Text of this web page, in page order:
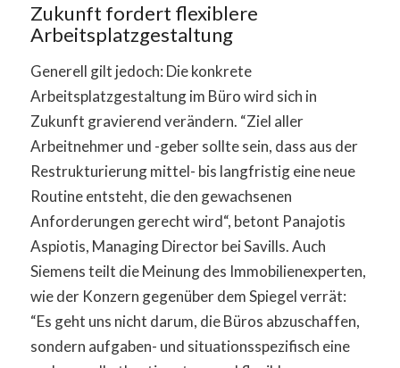
Zukunft fordert flexiblere
Arbeitsplatzgestaltung
Generell gilt jedoch: Die konkrete
Arbeitsplatzgestaltung im Büro wird sich in
Zukunft gravierend verändern. “Ziel aller
Arbeitnehmer und -geber sollte sein, dass aus der
Restrukturierung mittel- bis langfristig eine neue
Routine entsteht, die den gewachsenen
Anforderungen gerecht wird“, betont Panajotis
Aspiotis, Managing Director bei Savills. Auch
Siemens teilt die Meinung des Immobilienexperten,
wie der Konzern gegenüber dem Spiegel verrät:
“Es geht uns nicht darum, die Büros abzuschaffen,
sondern aufgaben- und situationsspezifisch eine